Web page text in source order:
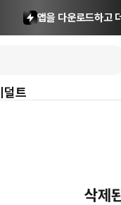
앱을 다운로드하고
덜트
삭제